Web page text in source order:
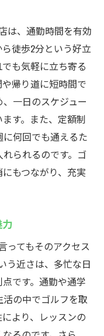
は、通勤時間を有効
徒歩2分という好立
も気軽に立ち寄る
帰り道に短時間で
一日のスケジュー
す。また、定額制
何回でも通えるた
られるのです。ゴ
もつながり、充実
ってもそのアクセス
う近さは、多忙な日
です。通勤や通学
の中でゴルフを取
より、レッスンの